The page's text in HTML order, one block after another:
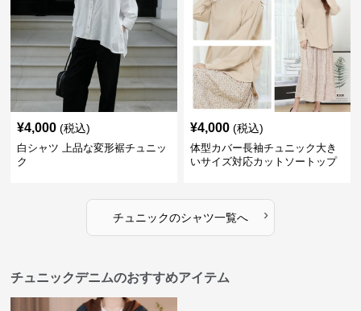
¥4,000 (税込)
白シャツ 上品な変形裾チュニッ
ク
¥4,000 (税込)
体型カバー長袖チュニック大き
いサイズ対応カットソートップ
チュニックのシャツ一覧へ ›
チュニックデニムのおすすめアイテム